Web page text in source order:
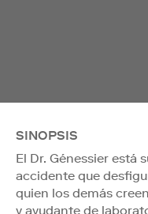
SINOPSIS
El Dr. Génessier está
accidente que
quien los demás
y ayudante de